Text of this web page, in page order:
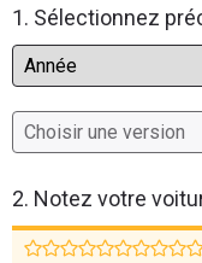
Flottes
Auto
Moto
1. Sélectionnez
2. Notez votre